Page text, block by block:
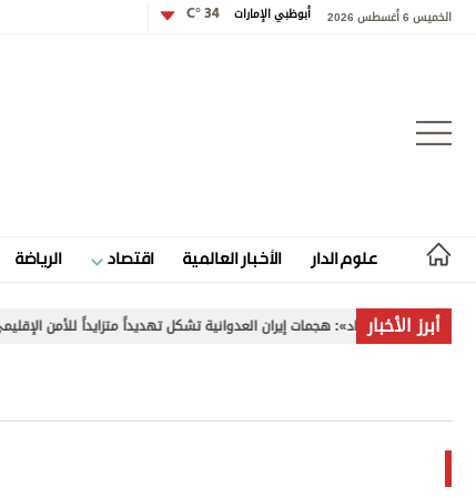
الخميس 6 أغسطس 2026 أبوظبي الإمارات 34 °C
علوم الدار الأخبار العالمية اقتصاد الرياضة
علوم الدار
الرياضة
أبرز الأخبار
لـ «الاتحاد»: هجمات إيران العدوانية تشكل تهديداً متزايداً للأمن الإقليمي والدولي